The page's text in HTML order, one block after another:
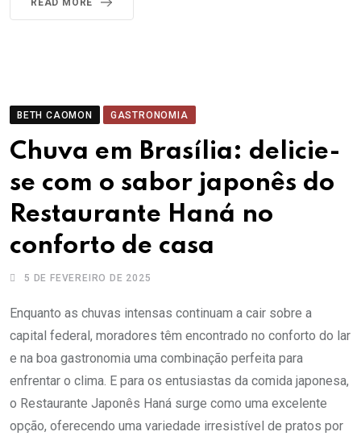
READ MORE
BETH CAOMON GASTRONOMIA
Chuva em Brasília: delicie-
se com o sabor japonês do
Restaurante Haná no
conforto de casa
5 DE FEVEREIRO DE 2025
Enquanto as chuvas intensas continuam a cair sobre a
capital federal, moradores têm encontrado no conforto do lar
e na boa gastronomia uma combinação perfeita para
enfrentar o clima. E para os entusiastas da comida japonesa,
o Restaurante Japonês Haná surge como uma excelente
opção, oferecendo uma variedade irresistível de pratos por